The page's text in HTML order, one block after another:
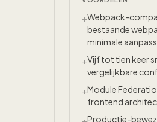
+Webpack-
bestaande
minimale
+Vijf tot tien keer
vergelijkbare
+Module
frontend
Productie-